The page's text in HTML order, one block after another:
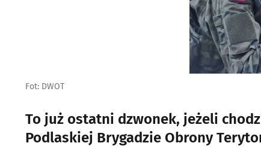
Fot: DWOT
To już ostatni dzwonek, jeżeli
Podlaskiej Brygadzie Obrony